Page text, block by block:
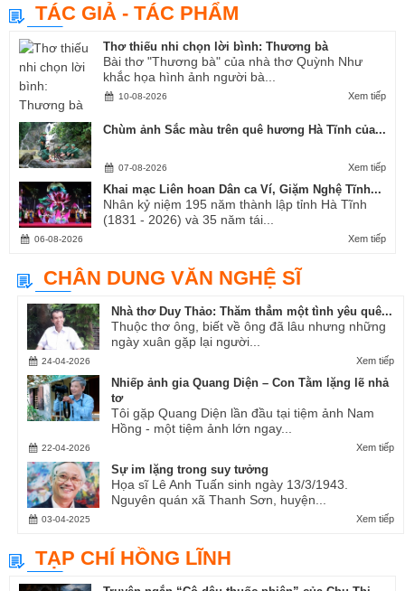
TÁC GIẢ - TÁC PHẨM
Thơ thiếu nhi chọn lời bình: Thương bà
Bài thơ "Thương bà" của nhà thơ Quỳnh Như
khắc họa hình ảnh người bà...
Xem tiếp
10-08-2026
Chùm ảnh Sắc màu trên quê hương Hà Tĩnh của...
Xem tiếp
07-08-2026
Khai mạc Liên hoan Dân ca Ví, Giặm Nghệ Tĩnh...
Nhân kỷ niệm 195 năm thành lập tỉnh Hà Tĩnh
(1831 - 2026) và 35 năm tái...
Xem tiếp
06-08-2026
CHÂN DUNG VĂN NGHỆ SĨ
Nhà thơ Duy Thảo: Thăm thẳm một tình yêu quê...
Thuộc thơ ông, biết về ông đã lâu nhưng những
ngày xuân gặp lại người...
Xem tiếp
24-04-2026
Nhiếp ảnh gia Quang Diện – Con Tằm lặng lẽ nhả
tơ
Tôi gặp Quang Diện lần đầu tại tiệm ảnh Nam
Hồng - một tiệm ảnh lớn ngay...
Xem tiếp
22-04-2026
Sự im lặng trong suy tưởng
Họa sĩ Lê Anh Tuấn sinh ngày 13/3/1943.
Nguyên quán xã Thanh Sơn, huyện...
Xem tiếp
03-04-2025
TẠP CHÍ HỒNG LĨNH